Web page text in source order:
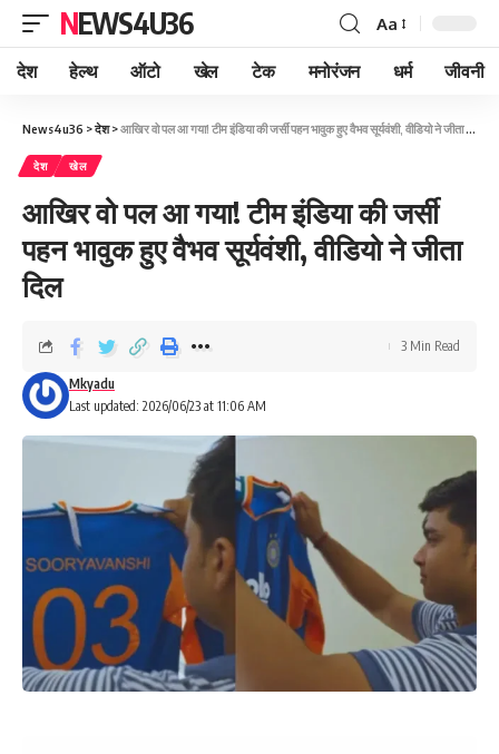
NEWS4U36 Aa
देश हेल्थ ऑटो खेल टेक मनोरंजन धर्म जीवनी
News4u36 >देश>आखिर वो पल आ गया! टीम इंडिया की जर्सी पहन भावुक हुए वैभव सूर्यवंशी, वीडियो ने जीता दिल
देश खेल
आखिर वो पल आ गया! टीम इंडिया की जर्सी
पहन भावुक हुए वैभव सूर्यवंशी, वीडियो ने जीता
दिल
Last updated: 2026/06/23 at 11:06 AM
Mkyadu
3 Min Read